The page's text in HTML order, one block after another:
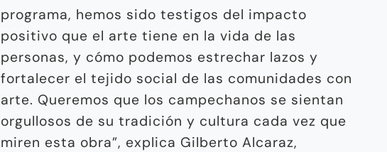
programa, hemos sido testigos del impacto
positivo que el arte tiene en la vida de las
personas, y cómo podemos estrechar lazos y
fortalecer el tejido social de las comunidades con
arte. Queremos que los campechanos se sientan
orgullosos de su tradición y cultura cada vez que
miren esta obra”, explica Gilberto Alcaraz,